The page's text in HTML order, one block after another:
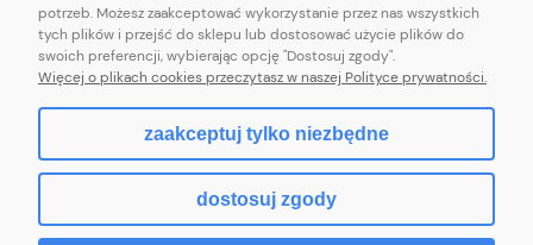
E-mail:pl101sukienek@gmail.com
101sukienek.pl
ul. Piotrkowska 317/11, Łódź 93-035, woj. łódzkie
pokaż pełną wersję strony
Sklep internetowy Shoper.pl
potrzeb. Możesz zaakceptować wykorzystanie przez nas wszystkich
tych plików i przejść do sklepu lub dostosować użycie plików do
swoich preferencji, wybierając opcję "Dostosuj zgody".
Więcej o plikach cookies przeczytasz w naszej Polityce prywatności.
zaakceptuj tylko niezbędne
dostosuj zgody